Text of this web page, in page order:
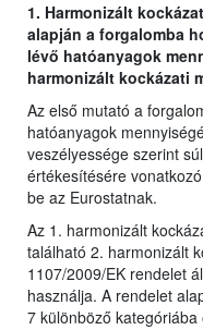
1. Harmonizált
alapján a forgalomba
lévő hatóanyagok
harmonizált kockázati
Az első mutató a
hatóanyagok
veszélyessége szerint
értékesítésére
be az Eurostatnak.
Az 1. harmonizált
található 2. harmonizált
1107/2009/EK rendelet
használja. A rendelet
7 különböző kategóriába